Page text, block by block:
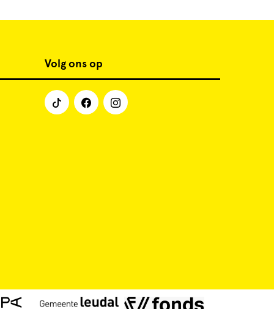
Volg ons op